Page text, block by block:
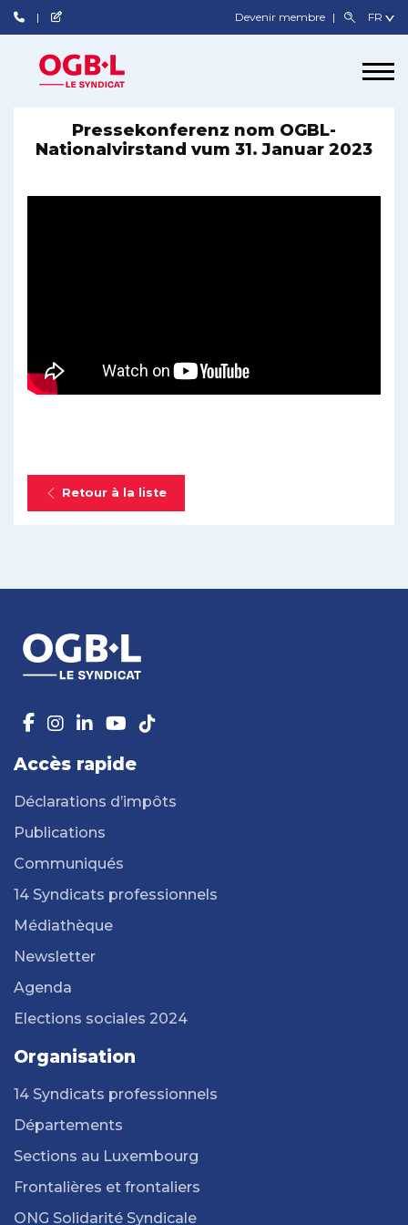
Devenir membre
Pressekonferenz nom OGBL-
Nationalvirstand vum 31. Januar 2023
Retour à la liste
Accès rapide
Déclarations d’impôts
Publications
Communiqués
14 Syndicats professionnels
Médiathèque
Newsletter
Agenda
Elections sociales 2024
Organisation
14 Syndicats professionnels
Départements
Sections au Luxembourg
Frontalières et frontaliers
ONG Solidarité Syndicale